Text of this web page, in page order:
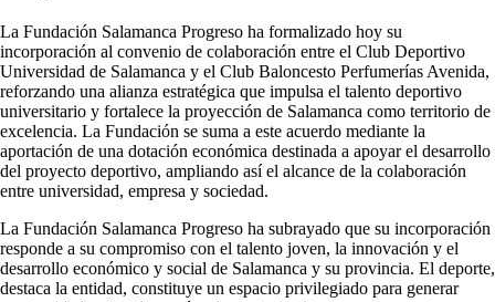
La Fundación Salamanca Progreso ha formalizado hoy su
incorporación al convenio de colaboración entre el Club Deportivo
Universidad de Salamanca y el Club Baloncesto Perfumerías Avenida,
reforzando una alianza estratégica que impulsa el talento deportivo
universitario y fortalece la proyección de Salamanca como territorio de
excelencia. La Fundación se suma a este acuerdo mediante la
aportación de una dotación económica destinada a apoyar el desarrollo
del proyecto deportivo, ampliando así el alcance de la colaboración
entre universidad, empresa y sociedad.
La Fundación Salamanca Progreso ha subrayado que su incorporación
responde a su compromiso con el talento joven, la innovación y el
desarrollo económico y social de Salamanca y su provincia. El deporte,
destaca la entidad, constituye un espacio privilegiado para generar